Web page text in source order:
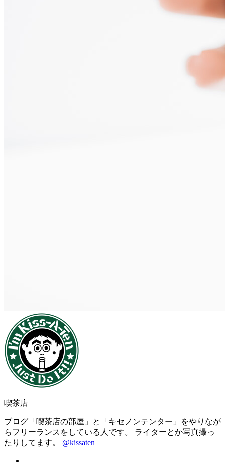
喫茶店
ブログ「喫茶店の部屋」と「キセノンテンター」をやりなが
らフリーランスをしている人です。 ライターとか写真撮っ
たりしてます。 @kissaten